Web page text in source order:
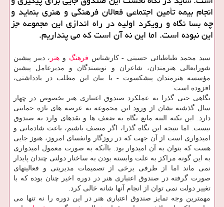
انجام بیمه تأمین اجتماعی فعالان فرهنگی و هنری بنماید و
چه بسا نگاه و رویکرد اولیه در راه اندازی این مجموعه جز
این نبوده است. اما این نه آن است که می پنداریم.
سید محمد طباطبائی حسینی - کارشناس فرهنگ و هنر ، دبیر پیشین
شورایعالی هنرمندان، شاعران و نویسندگان و مدیرعامل پیشین
مؤسسه هنرمندان پیشکسوت - با بیان این مطلب در یادداشتی،
افزوده است:
نگاهی حتی گذرا به عملکرد صندوق اعتباری هنر بخصوص در چهار
سال گذشته نشان از ورود این مجموعه به عرصه های تازه حمایتی
دارد. این نکته البته مانع نگاه به ضعف ها و نقدهای وارد به صندوق
نیست. اما نتیجه این نگاه گذرا، اگر منصف باشیم، باعث شادمانی و
امیدواری است از آن جهت که در روزگار وانفسای امروز، هنوز جایی
هست که بتوان به آن امیدوار بود. باآنکه به صورت معمول امیدواری
به این گونه مراکز به علت وابسته بودن به ساختار دولتی چندان پایدار
نمی ماند اما از طرفی برخی از تصمیمات مدیریتی و فعالیتهای
صورت گرفته در صندوق اعتباری هنر در دوره اخیر چنان بوده که با
تغییر دولت نمی توان از انجام آنها شانه خالی کرد.
مهمترین وجه تمایز صندوق اعتباری هنر در این دوره را نه تنها می